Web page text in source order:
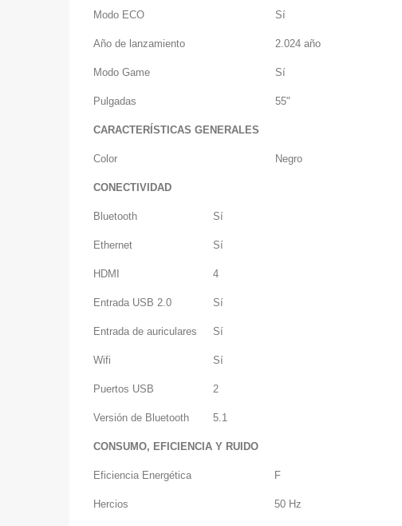
Modo ECO Sí
Año de lanzamiento 2.024 año
Modo Game Sí
Pulgadas 55"
CARACTERÍSTICAS GENERALES
Color Negro
CONECTIVIDAD
Bluetooth Sí
Ethernet Sí
HDMI 4
Entrada USB 2.0 Sí
Entrada de auriculares Sí
Wifi Sí
Puertos USB 2
Versión de Bluetooth 5.1
CONSUMO, EFICIENCIA Y RUIDO
Eficiencia Energética F
Hercios 50 Hz